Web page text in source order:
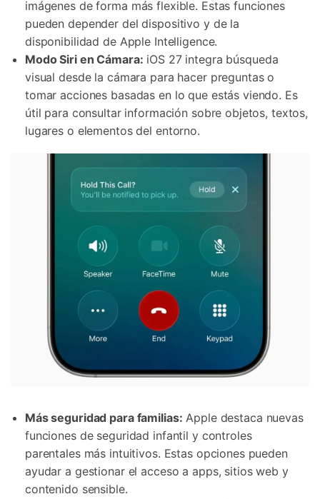
imágenes de forma más flexible. Estas funciones
pueden depender del dispositivo y de la
disponibilidad de Apple Intelligence.
Modo Siri en Cámara: iOS 27 integra búsqueda
visual desde la cámara para hacer preguntas o
tomar acciones basadas en lo que estás viendo. Es
útil para consultar información sobre objetos, textos,
lugares o elementos del entorno.
Más seguridad para familias: Apple destaca nuevas
funciones de seguridad infantil y controles
parentales más intuitivos. Estas opciones pueden
ayudar a gestionar el acceso a apps, sitios web y
contenido sensible.